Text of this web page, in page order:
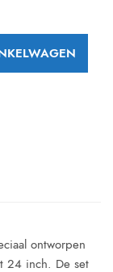
ontworpen
24 inch. De set